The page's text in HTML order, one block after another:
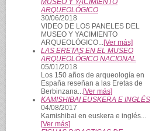
MUSEO Y YACIMIENTO
ARQUEOLÓGICO
30/06/2018
VIDEO DE LOS PANELES DEL
MUSEO Y YACIMIENTO
ARQUEOLÓGICO...[Ver más]
LAS ERETAS EN EL MUSEO
ARQUEOLÓGICO NACIONAL
05/01/2018
Los 150 años de arqueología en
España reseñan a las Eretas de
Berbinzana...[Ver más]
KAMISHIBAI EUSKERA E INGLÉS
04/08/2017
Kamishibai en euskera e inglés...
[Ver más]